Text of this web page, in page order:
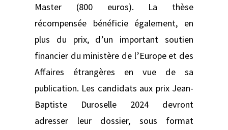
Master (800 euros). La thèse
récompensée bénéficie également, en
plus du prix, d’un important soutien
financier du ministère de l’Europe et des
Affaires étrangères en vue de sa
publication. Les candidats aux prix Jean-
Baptiste Duroselle 2024 devront
adresser leur dossier, sous format